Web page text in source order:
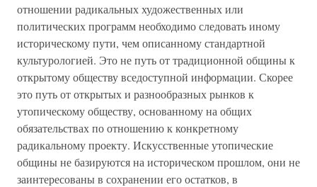
отношении радикальных художественных или
политических программ необходимо следовать иному
историческому пути, чем описанному стандартной
культурологией. Это не путь от традиционной общины к
открытому обществу вседоступной информации. Скорее
это путь от открытых и разнообразных рынков к
утопическому обществу, основанному на общих
обязательствах по отношению к конкретному
радикальному проекту. Искусственные утопические
общины не базируются на историческом прошлом, они не
заинтересованы в сохранении его остатков, в